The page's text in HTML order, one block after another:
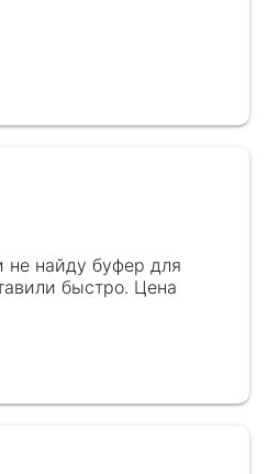
найду буфер для
быстро. Цена